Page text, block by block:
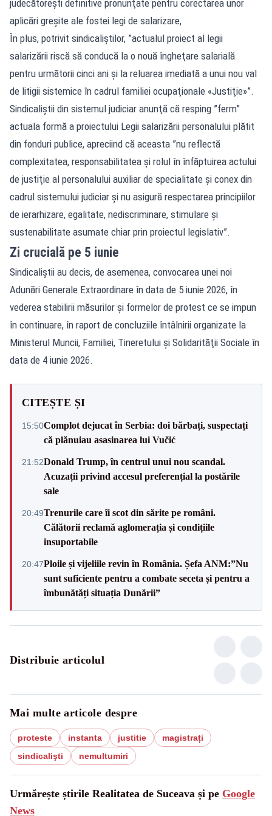
judecătoreşti definitive pronunţate pentru corectarea unor
aplicări greşite ale fostei legi de salarizare,
În plus, potrivit sindicaliştilor, ”actualul proiect al legii
salarizării riscă să conducă la o nouă îngheţare salarială
pentru următorii cinci ani şi la reluarea imediată a unui nou val
de litigii sistemice în cadrul familiei ocupaţionale «Justiţie»”.
Sindicaliştii din sistemul judiciar anunţă că resping ”ferm”
actuala formă a proiectului Legii salarizării personalului plătit
din fonduri publice, apreciind că aceasta ”nu reflectă
complexitatea, responsabilitatea şi rolul în înfăptuirea actului
de justiţie al personalului auxiliar de specialitate şi conex din
cadrul sistemului judiciar şi nu asigură respectarea principiilor
de ierarhizare, egalitate, nediscriminare, stimulare şi
sustenabilitate asumate chiar prin proiectul legislativ”.
Zi crucială pe 5 iunie
Sindicaliştii au decis, de asemenea, convocarea unei noi
Adunări Generale Extraordinare în data de 5 iunie 2026, în
vederea stabilirii măsurilor şi formelor de protest ce se impun
în continuare, în raport de concluziile întâlnirii organizate la
Ministerul Muncii, Familiei, Tineretului şi Solidarităţii Sociale în
data de 4 iunie 2026.
CITEȘTE ȘI
15:50Complot dejucat în Serbia: doi bărbați, suspectați
că plănuiau asasinarea lui Vučić
21:52Donald Trump, în centrul unui nou scandal.
Acuzații privind accesul preferențial la postările
sale
20:49Trenurile care îi scot din sărite pe români.
Călătorii reclamă aglomerația și condițiile
insuportabile
20:47Ploile și vijeliile revin în România. Șefa ANM:”Nu
sunt suficiente pentru a combate seceta și pentru a
îmbunătăți situația Dunării”
Distribuie articolul
Mai multe articole despre
proteste instanta justitie
magistrați
sindicalişti
nemultumiri
Urmărește știrile Realitatea de Suceava și pe Google
News